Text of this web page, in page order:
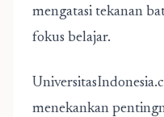
mengatasi tekanan
fokus belajar.
menekankan